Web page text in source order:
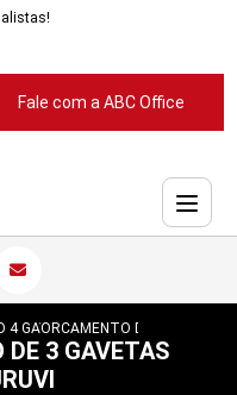
Fale com a ABC Office
4 GAVETAS PARA ESCRITORIOS
ORCAMENTO DE ARQUIVO
DE 3 GAVETAS